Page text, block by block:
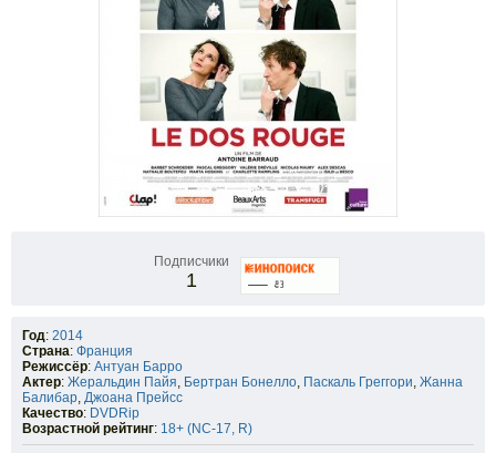
Подписчики
1
Год: 2014
Страна: Франция
Режиссёр: Антуан Барро
Актер: Жеральдин Пайя, Бертран Бонелло, Паскаль Греггори, Жанна
Балибар, Джоана Прейсс
Качество: DVDRip
Возрастной рейтинг: 18+ (NC-17, R)